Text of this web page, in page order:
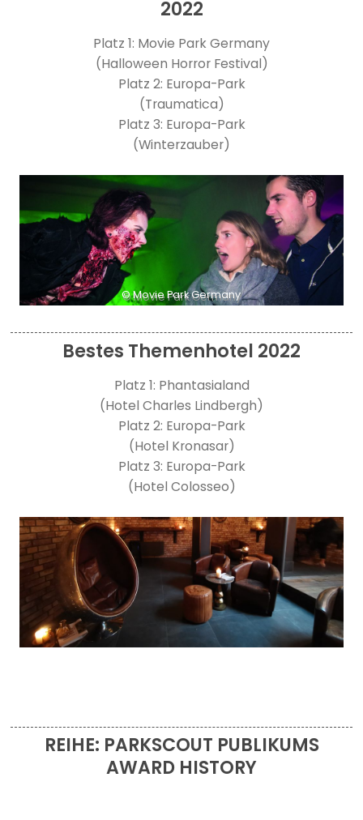
2022
Platz 1: Movie Park Germany
(Halloween Horror Festival)
Platz 2: Europa-Park
(Traumatica)
Platz 3: Europa-Park
(Winterzauber)
© Movie Park Germany
Bestes Themenhotel 2022
Platz 1: Phantasialand
(Hotel Charles Lindbergh)
Platz 2: Europa-Park
(Hotel Kronasar)
Platz 3: Europa-Park
(Hotel Colosseo)
REIHE: PARKSCOUT PUBLIKUMS
AWARD HISTORY